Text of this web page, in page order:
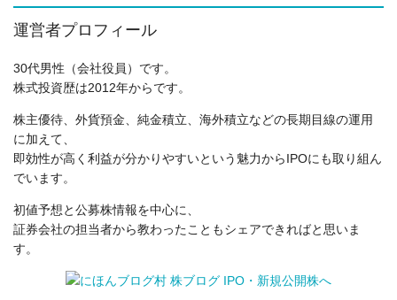
運営者プロフィール
30代男性（会社役員）です。
株式投資歴は2012年からです。
株主優待、外貨預金、純金積立、海外積立などの長期目線の運用
に加えて、
即効性が高く利益が分かりやすいという魅力からIPOにも取り組ん
でいます。
初値予想と公募株情報を中心に、
証券会社の担当者から教わったこともシェアできればと思いま
す。